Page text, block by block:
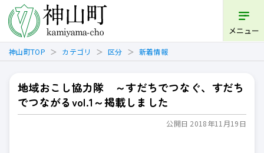
メニュー
神山町TOP カテゴリ 区分 新着情報
地域おこし協力隊 ～すだちでつなぐ、すだち
でつながるvol.1～掲載しました
公開日 2018年11月19日